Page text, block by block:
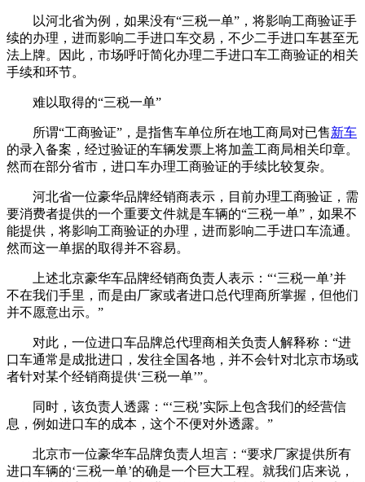
以河北省为例，如果没有“三税一单”，将影响工商验证手
续的办理，进而影响二手进口车交易，不少二手进口车甚至无
法上牌。因此，市场呼吁简化办理二手进口车工商验证的相关
手续和环节。
难以取得的“三税一单”
所谓“工商验证”，是指售车单位所在地工商局对已售新车
的录入备案，经过验证的车辆发票上将加盖工商局相关印章。
然而在部分省市，进口车办理工商验证的手续比较复杂。
河北省一位豪华品牌经销商表示，目前办理工商验证，需
要消费者提供的一个重要文件就是车辆的“三税一单”，如果不
能提供，将影响工商验证的办理，进而影响二手进口车流通。
然而这一单据的取得并不容易。
上述北京豪华车品牌经销商负责人表示：“‘三税一单’并
不在我们手里，而是由厂家或者进口总代理商所掌握，但他们
并不愿意出示。”
对此，一位进口车品牌总代理商相关负责人解释称：“进
口车通常是成批进口，发往全国各地，并不会针对北京市场或
者针对某个经销商提供‘三税一单’”。
同时，该负责人透露：“‘三税’实际上包含我们的经营信
息，例如进口车的成本，这个不便对外透露。”
北京市一位豪华车品牌负责人坦言：“要求厂家提供所有
进口车辆的‘三税一单’的确是一个巨大工程。就我们店来说，